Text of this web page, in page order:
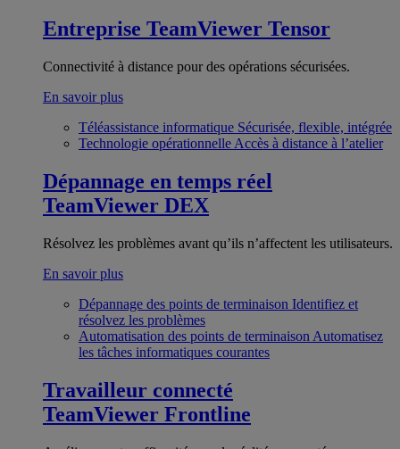
Entreprise TeamViewer Tensor
Connectivité à distance pour des opérations sécurisées.
En savoir plus
Téléassistance informatique Sécurisée, flexible, intégrée
Technologie opérationnelle Accès à distance à l’atelier
Dépannage en temps réel
TeamViewer DEX
Résolvez les problèmes avant qu’ils n’affectent les utilisateurs.
En savoir plus
Dépannage des points de terminaison Identifiez et
résolvez les problèmes
Automatisation des points de terminaison Automatisez
les tâches informatiques courantes
Travailleur connecté
TeamViewer Frontline